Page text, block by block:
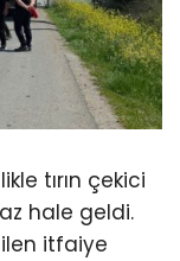
tırın çekici
hale geldi.
itfaiye